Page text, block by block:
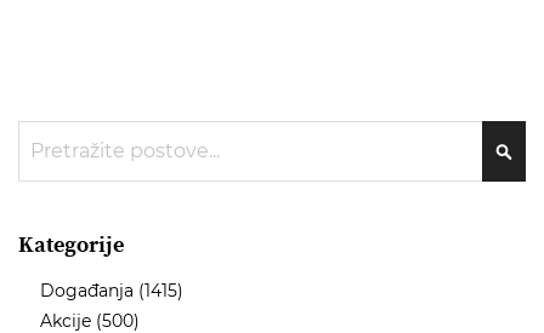
Kategorije
Događanja (1415)
Akcije (500)